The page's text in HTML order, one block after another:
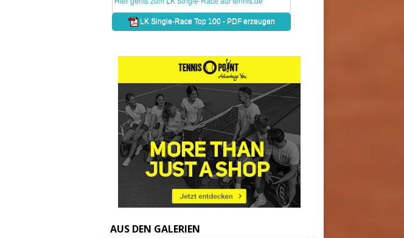
AUS DEN GALERIEN